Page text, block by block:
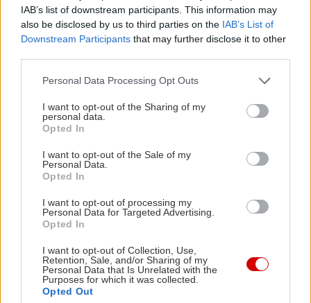
IAB’s list of downstream participants. This information may
also be disclosed by us to third parties on the IAB’s List of
Downstream Participants that may further disclose it to other
Please note that this website/app uses one or more Google
not limited to your visit or usage behaviour. You may click to
grant or deny consent to Google and its third-party tags to
use your data for below specified purposes in below Google
consent section.
Personal Data Processing Opt Outs
I want to opt-out of the Sharing of my
personal data.
Opted In
I want to opt-out of the Sale of my
Personal Data.
Opted In
I want to opt-out of processing my
Personal Data for Targeted Advertising.
Opted In
I want to opt-out of Collection, Use,
Retention, Sale, and/or Sharing of my
Personal Data that Is Unrelated with the
Purposes for which it was collected.
Opted Out
αρρωστημένη εκδοχή
της, την καριερίστα των
90s.Η πρωταγωνίστρια του Sex and the City
είναι η απεικόνιση της αποκατεστημένης
ισορροπίας των ‘00s: της γυναίκας που έχει
επιλογές και το ξέρει, που δε νιώθει την
ανάγκη να αποδείξει σε κανέναν τίποτα
μπορεί ταυτόχρονα να είναι σεξουαλικά
χειραφετημένη και ρομαντική, να περνάει καλά
και να περιμένει τον πρίγκιπα με το άσπρο άλογο,
να έχει μια επιτυχημένη καριέρα και να μεγαλώνει
Εντάξει, και να καταναλώνει ασύστολα. Αρνηθείτε
τη σχέση του καταναλωτισμού με τη δεκαετία και
θα αρχίσουμε να ανησυχούμε για τα επίπεδα